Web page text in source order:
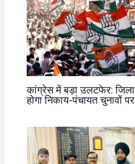
कांग्रेस में बड़ा उलटफेर:
होगा निकाय-पंचायत चुनावों